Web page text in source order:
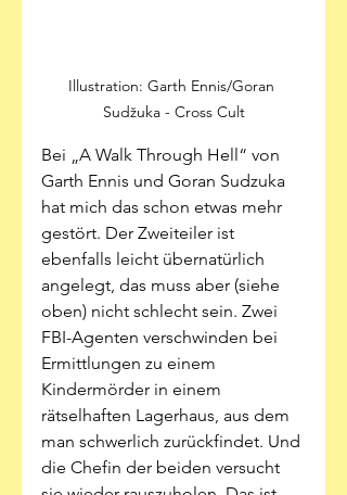
Illustration: Garth Ennis/Goran
Sudžuka - Cross Cult
Bei „A Walk Through Hell“ von
Garth Ennis und Goran Sudzuka
hat mich das schon etwas mehr
gestört. Der Zweiteiler ist
ebenfalls leicht übernatürlich
angelegt, das muss aber (siehe
oben) nicht schlecht sein. Zwei
FBI-Agenten verschwinden bei
Ermittlungen zu einem
Kindermörder in einem
rätselhaften Lagerhaus, aus dem
man schwerlich zurückfindet. Und
die Chefin der beiden versucht